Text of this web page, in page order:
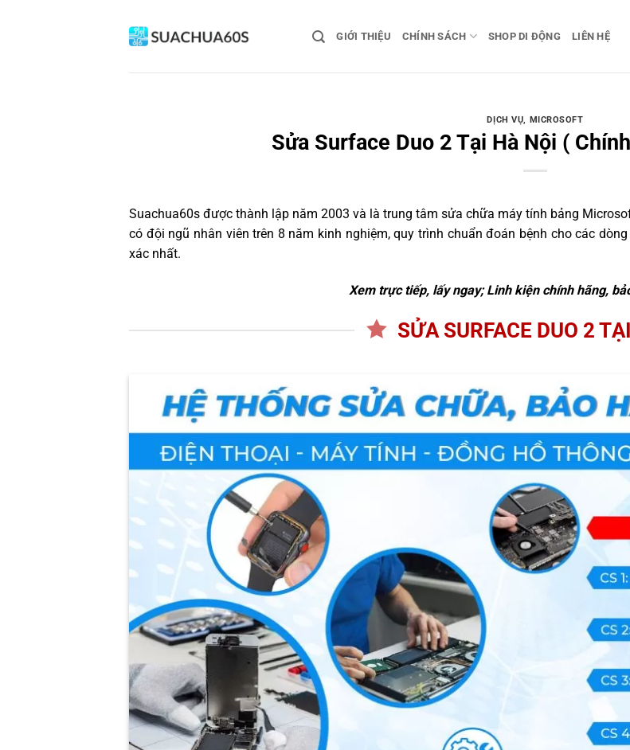
GIỚI THIỆU CHÍNH SÁCH SHOP DI ĐỘNG LIÊN HỆ
DỊCH VỤ, MICROSOFT
Sửa Surface Duo 2 Tại Hà Nội (
Suachua60s được thành lập năm 2003 và là trung tâm sửa chữa máy tính bảng
có đội ngũ nhân viên trên 8 năm kinh nghiệm, quy trình chuẩn đoán bệnh cho các
xác nhất.
Xem trực tiếp, lấy ngay; Linh kiện chính hãng,
SỬA SURFACE DUO 2